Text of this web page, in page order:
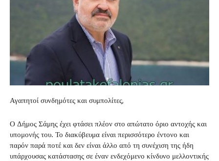
Αγαπητοί συνδημότες και συμπολίτες,
Ο Δήμος Σάμης έχει φτάσει πλέον στο απώτατο όριο αντοχής και
υπομονής του. Το διακύβευμα είναι περισσότερο έντονο και
παρόν παρά ποτέ και δεν είναι άλλο από τη συνέχιση της ήδη
υπάρχουσας κατάστασης σε έναν ενδεχόμενο κίνδυνο μελλοντικής